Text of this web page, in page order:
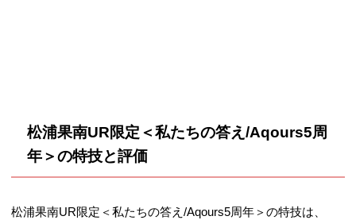
松浦果南UR限定＜私たちの答え/Aqours5周
年＞の特技と評価
松浦果南UR限定＜私たちの答え/Aqours5周年＞の特技は、